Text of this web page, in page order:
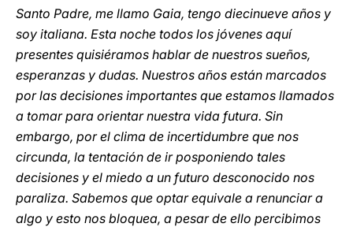
Santo Padre, me llamo Gaia, tengo diecinueve años y
soy italiana. Esta noche todos los jóvenes aquí
presentes quisiéramos hablar de nuestros sueños,
esperanzas y dudas. Nuestros años están marcados
por las decisiones importantes que estamos llamados
a tomar para orientar nuestra vida futura. Sin
embargo, por el clima de incertidumbre que nos
circunda, la tentación de ir posponiendo tales
decisiones y el miedo a un futuro desconocido nos
paraliza. Sabemos que optar equivale a renunciar a
algo y esto nos bloquea, a pesar de ello percibimos